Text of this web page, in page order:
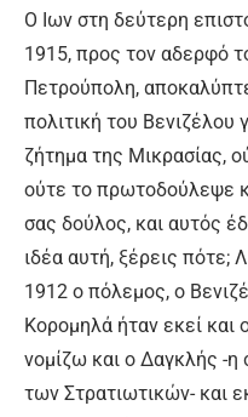
Ο Ιων στη δεύτερη
1915, προς τον αδερφό
Πετρούπολη,
πολιτική του Βενιζέλου
ζήτημα της Μικρασίας,
ούτε το πρωτοδούλεψε
σας δούλος, και αυτός
ιδέα αυτή, ξέρεις πότε;
1912 ο πόλεμος, ο
Κορομηλά ήταν εκεί και
νομίζω και ο Δαγκλής -η
των Στρατιωτικών- και